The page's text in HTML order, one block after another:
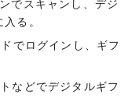
でスキャンし、デジ
る。
でログインし、ギフ
などでデジタルギフ